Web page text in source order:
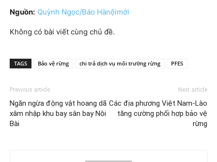
Nguồn: Quỳnh Ngọc/Báo Hànộimới
Không có bài viết cùng chủ đề.
TAGS Bảo vệ rừng chi trả dịch vụ môi trường rừng PFES
Previous article
Ngăn ngừa động vật hoang dã
xâm nhập khu bay sân bay Nội
Bài
Next article
Các địa phương Việt Nam-Lào
tăng cường phối hợp bảo vệ
rừng